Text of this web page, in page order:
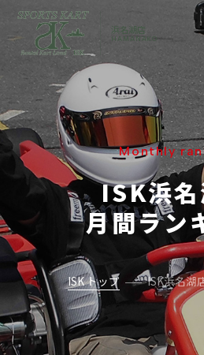
浜名湖店
HAMANAKO
Monthly
ISK浜
月間ラン
ISK トップ ISK浜名湖